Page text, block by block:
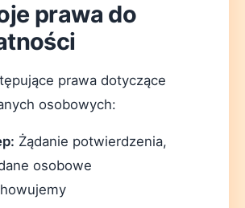
prawa do
prawa dotyczące
osobowych:
Żądanie potwierdzenia,
osobowe